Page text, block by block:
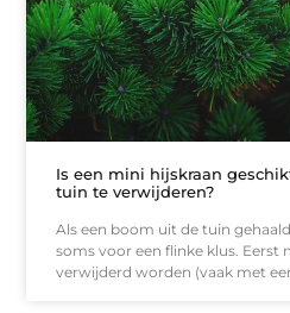
Is een mini hijskraan
tuin te verwijderen?
Als een boom uit de tuin
soms voor een flinke klus. Eerst
verwijderd worden (vaak met